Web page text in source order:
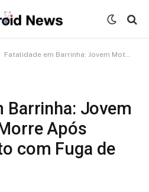
Fatalidade em Barrinha: Jovem Motociclista Morre Após Atropelamento com Fuga de Motorista
Barrinha: Jovem
Após
com Fuga de